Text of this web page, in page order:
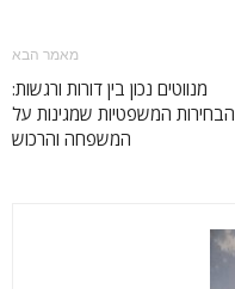
מאמר הבא
מנווטים נכון בין דורות ורגשות:
הבחירות המשפטיות שמגינות על
המשפחה והרכוש